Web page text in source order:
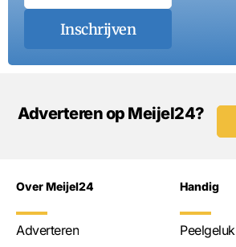
Inschrijven
Adverteren op Meijel24?
Over Meijel24
Adverteren
Handig
Peelgeluk